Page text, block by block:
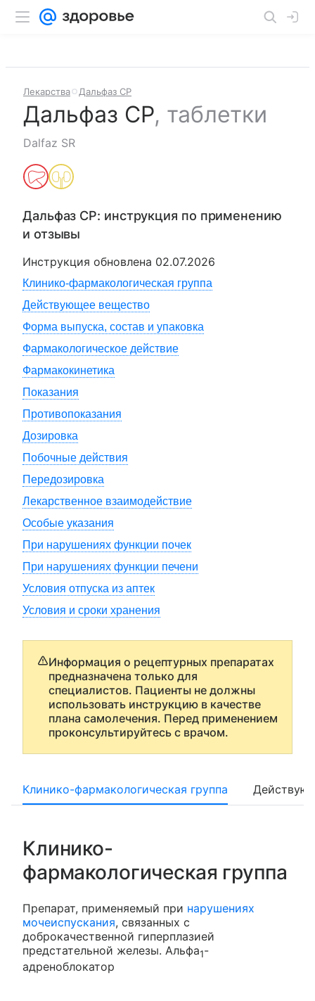
Лекарства Дальфаз СР
Дальфаз СР, таблетки
Dalfaz SR
Дальфаз СР: инструкция по применению
и отзывы
Инструкция обновлена 02.07.2026
Клинико-фармакологическая группа
Действующее вещество
Форма выпуска, состав и упаковка
Фармакологическое действие
Фармакокинетика
Показания
Противопоказания
Дозировка
Побочные действия
Передозировка
Лекарственное взаимодействие
Особые указания
При нарушениях функции почек
При нарушениях функции печени
Условия отпуска из аптек
Условия и сроки хранения
Информация о рецептурных препаратах
предназначена только для
специалистов. Пациенты не должны
использовать инструкцию в качестве
плана самолечения. Перед применением
проконсультируйтесь с врачом.
Клинико-фармакологическая группа
Клинико-
фармакологическая группа
Препарат, применяемый при нарушениях
мочеиспускания, связанных с
доброкачественной гиперплазией
предстательной железы. Альфа1-
адреноблокатор